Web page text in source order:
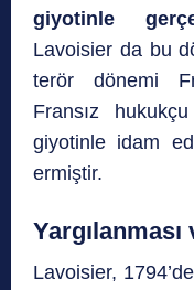
giyotinle
Lavoisier da bu
terör dönemi
Fransız
giyotinle idam
ermiştir.
Lavoisier,